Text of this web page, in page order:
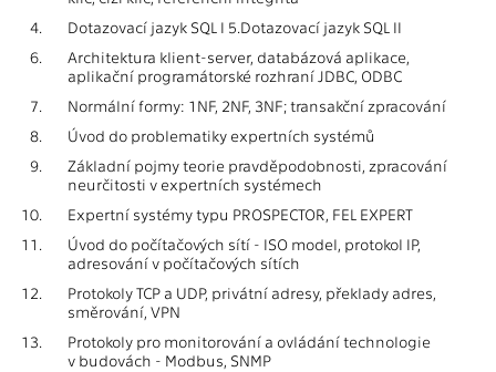
4.
Dotazovací jazyk SQL I 5.Dotazovací jazyk SQL II
6.
Architektura klient-server, databázová aplikace,
aplikační programátorské rozhraní JDBC, ODBC
7.
Normální formy: 1NF, 2NF, 3NF; transakční zpracování
8.
Úvod do problematiky expertních systémů
9.
Základní pojmy teorie pravděpodobnosti, zpracování
neurčitosti v expertních systémech
10.
Expertní systémy typu PROSPECTOR, FEL EXPERT
11.
Úvod do počítačových sítí - ISO model, protokol IP,
adresování v počítačových sítích
12.
Protokoly TCP a UDP, privátní adresy, překlady adres,
směrování, VPN
13.
Protokoly pro monitorování a ovládání technologie
v budovách - Modbus, SNMP